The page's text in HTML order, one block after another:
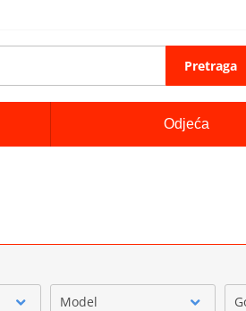
Pretraga
Odjeća
Model